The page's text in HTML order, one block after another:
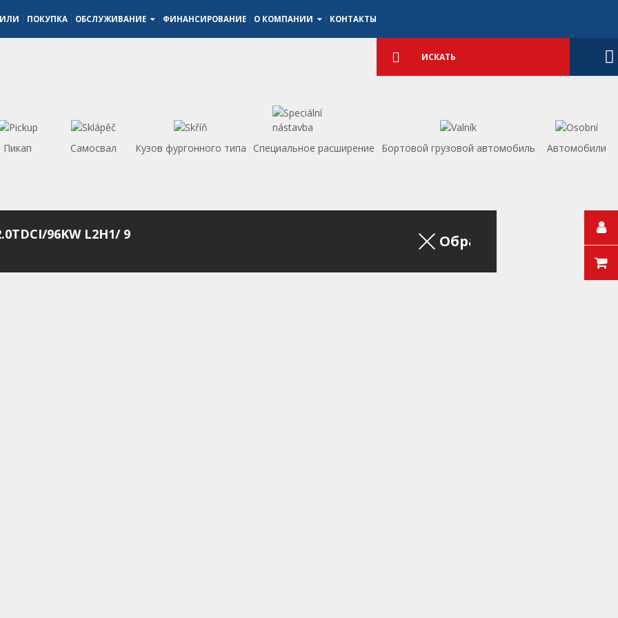
ПОКУПКА ОБСЛУЖИВАНИЕ ФИНАНСИРОВАНИЕ О КОМПАНИИ КОНТАКТЫ
Подробный
поиск Искать
Пикап Самосвал Кузов фургонного типа Специальное расширение Бортовой грузовой автомобиль Aвтомобили
96KW L2H1/ 9
Обратно на список